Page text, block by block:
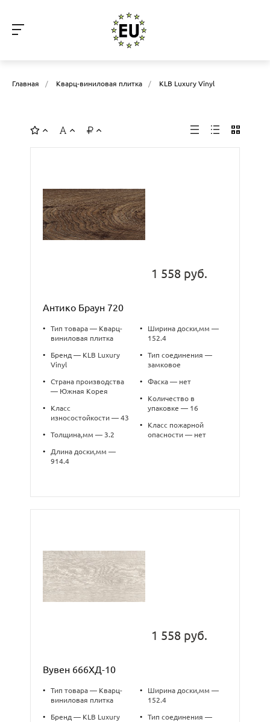
Главная / Кварц-виниловая плитка / KLB Luxury Vinyl
1 558 руб.
Антико Браун 720
•
Тип товара — Кварц-
виниловая плитка
•
Бренд — KLB Luxury
Vinyl
•
Страна производства
— Южная Корея
•
Класс
износостойкости — 43
• Толщина,мм — 3.2
•
Длина доски,мм —
914.4
•
Ширина доски,мм —
152.4
•
Тип соединения —
замковое
• Фаска — нет
•
Количество в
упаковке — 16
•
Класс пожарной
опасности — нет
1 558 руб.
Вувен 666ХД-10
•
Тип товара — Кварц-
виниловая плитка
•
Бренд — KLB Luxury
•
Ширина доски,мм —
152.4
•
Тип соединения —